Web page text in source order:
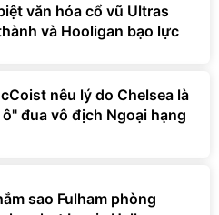
văn hóa cổ vũ Ultras
và Hooligan bạo lực
nêu lý do Chelsea là
đua vô địch Ngoại hạng
sao Fulham phòng